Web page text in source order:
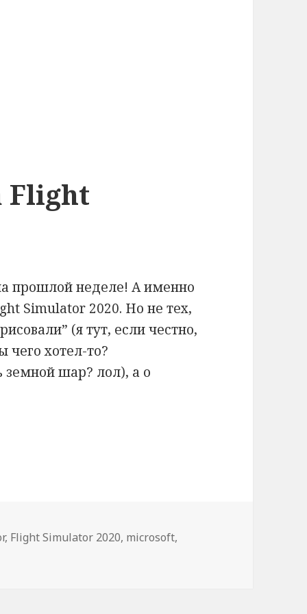
Flight
прошлой неделе! А именно
Simulator 2020. Но не тех,
(я тут, если честно,
хотел-то?
земной шар? лол), а о
Simulator 2020
, Flight Simulator 2020, microsoft,